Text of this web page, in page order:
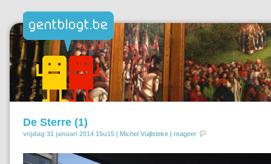
De Sterre (1)
vrijdag 31 januari 2014 15u15 | Michel Vuijlsteke | reageer